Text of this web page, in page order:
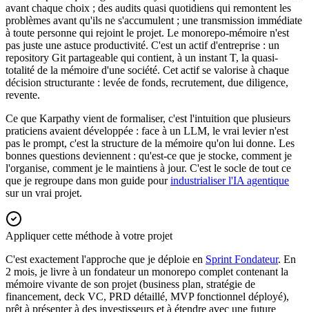
avant chaque choix ; des audits quasi quotidiens qui remontent les
problèmes avant qu'ils ne s'accumulent ; une transmission immédiate
à toute personne qui rejoint le projet. Le monorepo-mémoire n'est
pas juste une astuce productivité. C'est un actif d'entreprise : un
repository Git partageable qui contient, à un instant T, la quasi-
totalité de la mémoire d'une société. Cet actif se valorise à chaque
décision structurante : levée de fonds, recrutement, due diligence,
revente.
Ce que Karpathy vient de formaliser, c'est l'intuition que plusieurs
praticiens avaient développée : face à un LLM, le vrai levier n'est
pas le prompt, c'est la structure de la mémoire qu'on lui donne. Les
bonnes questions deviennent : qu'est-ce que je stocke, comment je
l'organise, comment je le maintiens à jour. C'est le socle de tout ce
que je regroupe dans mon guide pourindustrialiser l'IA agentique
sur un vrai projet.
Appliquer cette méthode à votre projet
C'est exactement l'approche que je déploie en Sprint Fondateur. En
2 mois, je livre à un fondateur un monorepo complet contenant la
mémoire vivante de son projet (business plan, stratégie de
financement, deck VC, PRD détaillé, MVP fonctionnel déployé),
prêt à présenter à des investisseurs et à étendre avec une future